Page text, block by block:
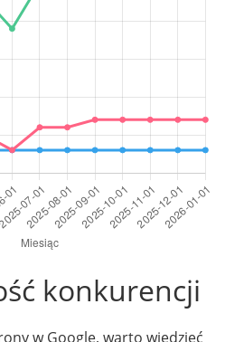
konkurencji
w Google, warto wiedzieć